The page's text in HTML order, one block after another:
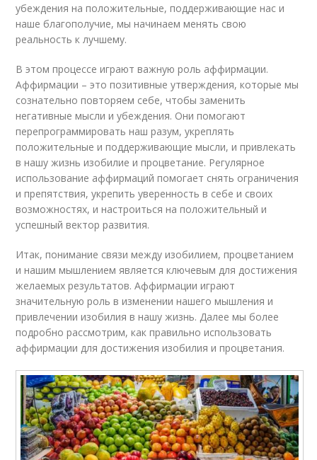
убеждения на положительные, поддерживающие нас и
наше благополучие, мы начинаем менять свою
реальность к лучшему.
В этом процессе играют важную роль аффирмации.
Аффирмации – это позитивные утверждения, которые мы
сознательно повторяем себе, чтобы заменить
негативные мысли и убеждения. Они помогают
перепрограммировать наш разум, укреплять
положительные и поддерживающие мысли, и привлекать
в нашу жизнь изобилие и процветание. Регулярное
использование аффирмаций помогает снять ограничения
и препятствия, укрепить уверенность в себе и своих
возможностях, и настроиться на положительный и
успешный вектор развития.
Итак, понимание связи между изобилием, процветанием
и нашим мышлением является ключевым для достижения
желаемых результатов. Аффирмации играют
значительную роль в изменении нашего мышления и
привлечении изобилия в нашу жизнь. Далее мы более
подробно рассмотрим, как правильно использовать
аффирмации для достижения изобилия и процветания.